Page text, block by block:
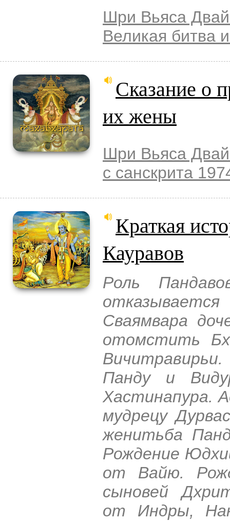
Шри Вьяса
Великая битва
Сказание о
их жены
Шри Вьяса
с санскрита
Краткая
Кауравов
Роль
Сваямвара
отомстить
Панду и
Хастинапура.
мудрецу
женитьба
Рождение
от Вайю.
сыновей
от Индры,